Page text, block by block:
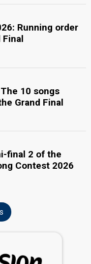
Running order
Final
10 songs
Grand Final
final 2 of the
Contest 2026